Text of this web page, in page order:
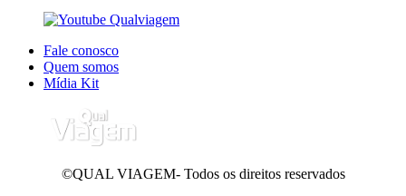
Fale conosco
Quem somos
Mídia Kit
©QUAL VIAGEM- Todos os direitos reservados